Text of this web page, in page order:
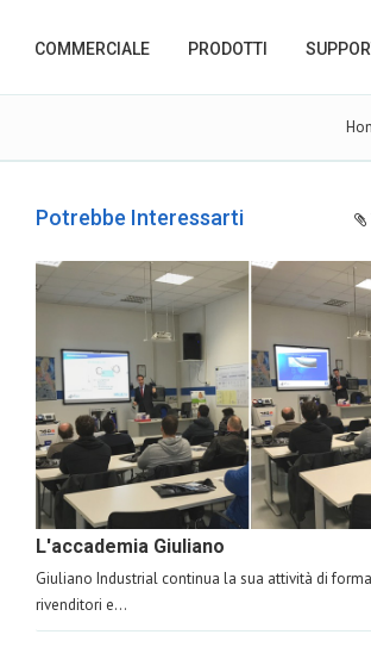
COMMERCIALE PRODOTTI
Potrebbe Interessarti
L'accademia Giuliano
Giuliano Industrial continua la sua attività di
rivenditori e...